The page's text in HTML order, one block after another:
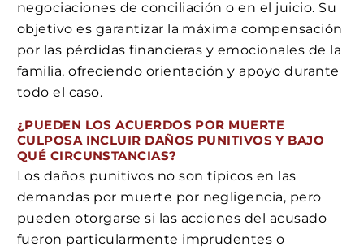
negociaciones de conciliación o en el juicio. Su
objetivo es garantizar la máxima compensación
por las pérdidas financieras y emocionales de la
familia, ofreciendo orientación y apoyo durante
todo el caso.
¿PUEDEN LOS ACUERDOS POR MUERTE
CULPOSA INCLUIR DAÑOS PUNITIVOS Y BAJO
QUÉ CIRCUNSTANCIAS?
Los daños punitivos no son típicos en las
demandas por muerte por negligencia, pero
pueden otorgarse si las acciones del acusado
fueron particularmente imprudentes o